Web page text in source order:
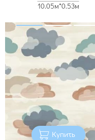
10.05м*0.53м
Купить